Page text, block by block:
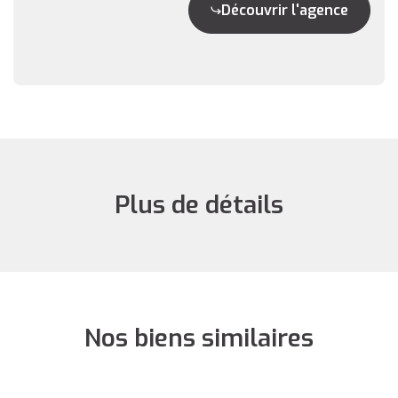
Découvrir l'agence
Plus de détails
Nos biens similaires